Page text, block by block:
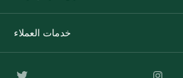
خدمات العملاء